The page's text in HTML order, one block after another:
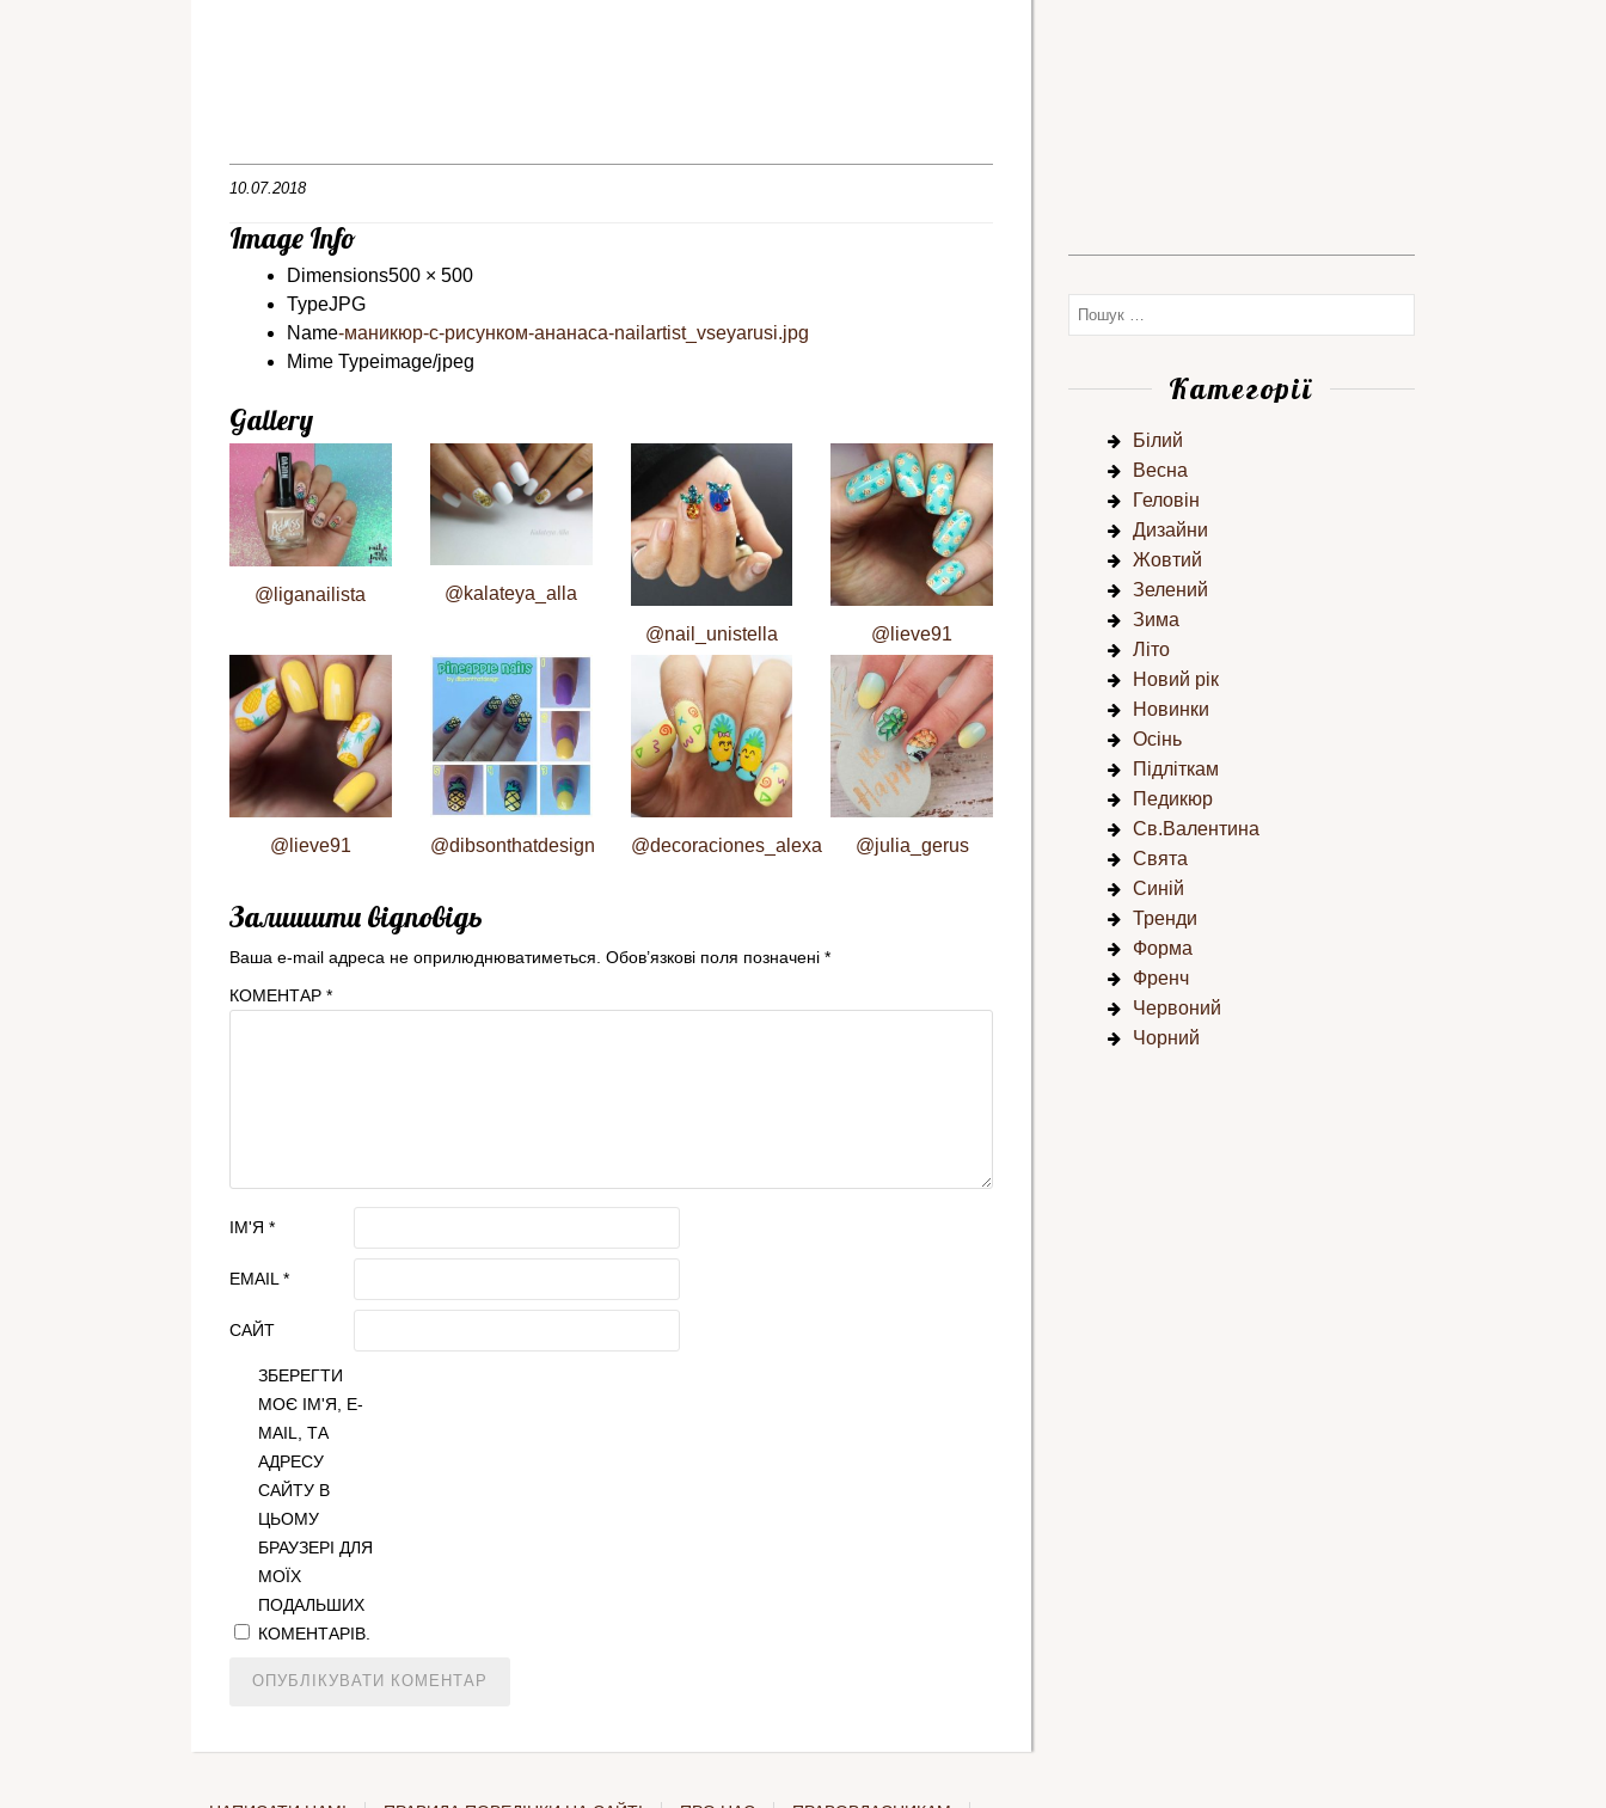
10.07.2018
Image Info
Dimensions500 × 500
TypeJPG
Name-маникюр-с-рисунком-ананаса-nailartist_vseyarusi.jpg
Mime Typeimage/jpeg
Gallery
@liganailista
@kalateya_alla
@nail_unistella
@lieve91
@lieve91 @dibsonthatdesign @decoraciones_alexa @julia_gerus
Залишити відповідь
Ваша e-mail адреса не оприлюднюватиметься. Обов’язкові поля позначені *
КОМЕНТАР *
ІМ'Я *
EMAIL *
САЙТ
ЗБЕРЕГТИ
МОЄ ІМ'Я, E-
MAIL, ТА
АДРЕСУ
САЙТУ В
ЦЬОМУ
БРАУЗЕРІ ДЛЯ
МОЇХ
ПОДАЛЬШИХ
КОМЕНТАРІВ.
Категорії
Білий
Весна
Геловін
Дизайни
Жовтий
Зелений
Зима
Літо
Новий рік
Новинки
Осінь
Підліткам
Педикюр
Св.Валентина
Свята
Синій
Тренди
Форма
Френч
Червоний
Чорний